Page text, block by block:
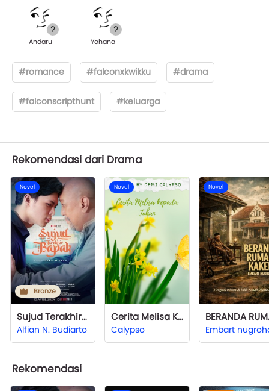
Andaru Yohana
#romance #falconxkwikku #drama
#falconscripthunt #keluarga
Rekomendasi dari Drama
Novel
Bronze
Sujud Terakhir Bapak
Alfian N. Budiarto
Novel
Cerita Melisa Kepada Tuhan
Calypso
Novel
Embart
Rekomendasi